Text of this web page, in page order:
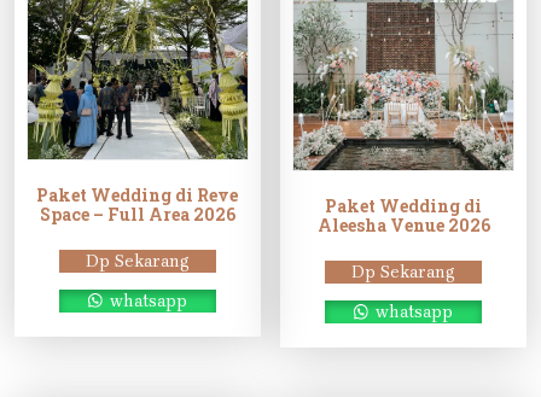
Paket Wedding di Reve
Space – Full Area 2026
Dp Sekarang
whatsapp
Paket Wedding di
Aleesha Venue 2026
Dp Sekarang
whatsapp